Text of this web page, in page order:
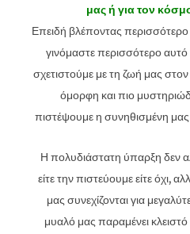
μας ή για τον
Επειδή βλέποντας
γινόμαστε περισσότερο
σχετιστούμε με τη ζωή μας
όμορφη και πιο
πιστέψουμε η συνηθισμένη
Η πολυδιάστατη ύπαρξη δεν
είτε την πιστεύουμε είτε όχι,
μας συνεχίζονται για
μυαλό μας παραμένει